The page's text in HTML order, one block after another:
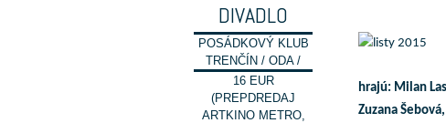
DIVADLO
POSÁDKOVÝ KLUB
TRENČÍN / ODA /
16 EUR
(PREPDREDAJ
ARTKINO METRO,
hrajú: Milan
Zuzana